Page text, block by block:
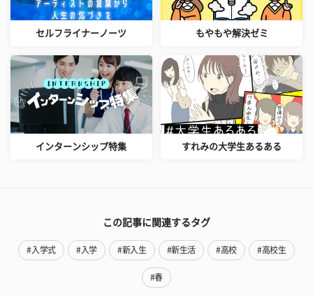
セルフライナーノーツ もやもや解決ゼミ
インターンシップ特集 すれみの大学生あるある
この記事に関連するタグ
#入学式 #入学 #新入生 #新生活 #高校 #高校生
#春